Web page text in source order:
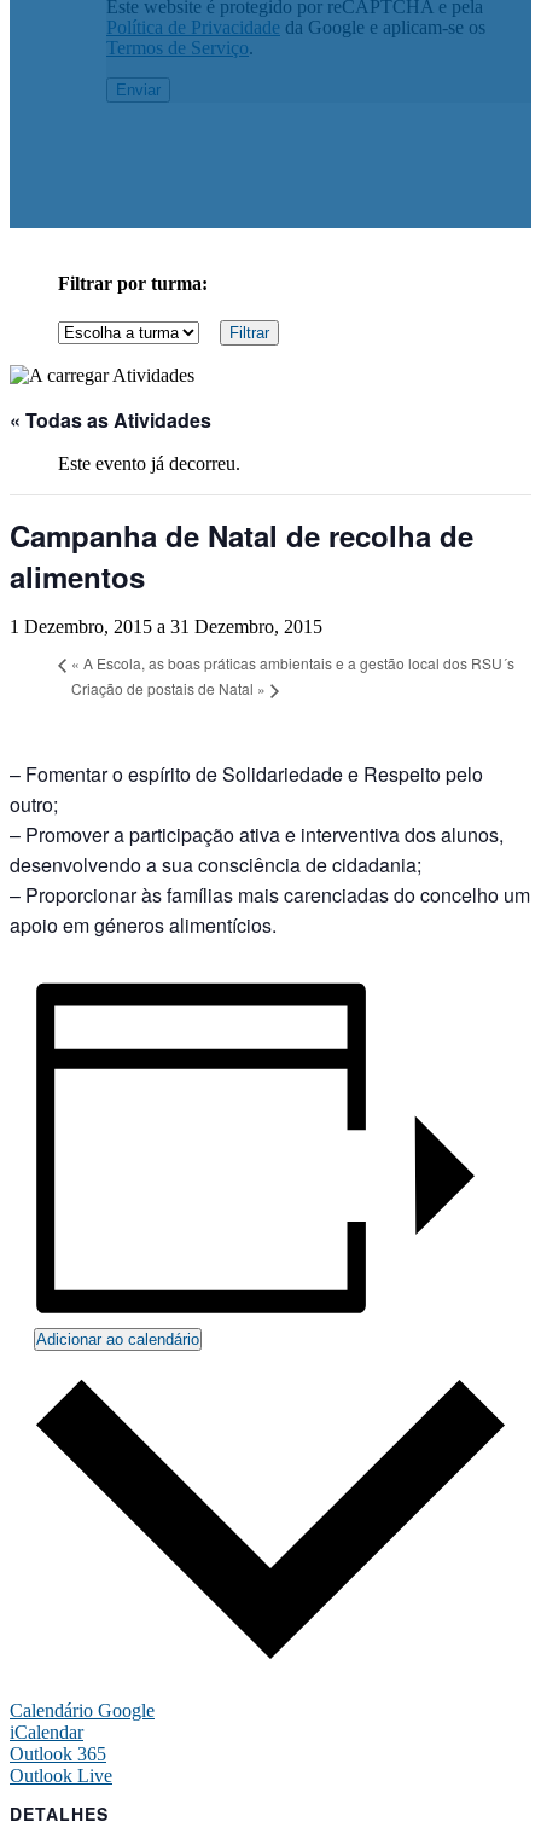
Este website é protegido por reCAPTCHA e pela
Política de Privacidade da Google e aplicam-se os
Termos de Serviço.
Filtrar por turma:
« Todas as Atividades
Este evento já decorreu.
Campanha de Natal de recolha de
alimentos
1 Dezembro, 2015 a 31 Dezembro, 2015
« A Escola, as boas práticas ambientais e a gestão local dos RSU´s
Criação de postais de Natal »
– Fomentar o espírito de Solidariedade e Respeito pelo
outro;
– Promover a participação ativa e interventiva dos alunos,
desenvolvendo a sua consciência de cidadania;
– Proporcionar às famílias mais carenciadas do concelho um
apoio em géneros alimentícios.
Adicionar ao calendário
Calendário Google
iCalendar
Outlook 365
Outlook Live
DETALHES